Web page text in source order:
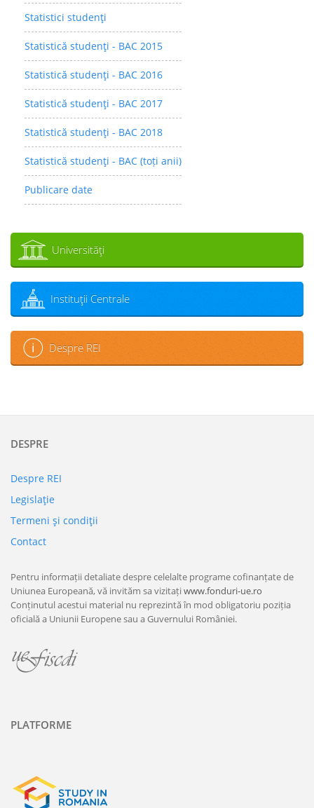
Statistici studenţi
Statistică studenţi - BAC 2015
Statistică studenţi - BAC 2016
Statistică studenţi - BAC 2017
Statistică studenţi - BAC 2018
Statistică studenţi - BAC (toți anii)
Publicare date
Universităţi
Instituţii Centrale
Despre REI
DESPRE
Despre REI
Legislaţie
Termeni şi condiţii
Contact
Pentru informații detaliate despre celelalte programe cofinanțate de
Uniunea Europeană, vă invităm sa vizitațiwww.fonduri-ue.ro
Conținutul acestui material nu reprezintă în mod obligatoriu poziția
oficială a Uniunii Europene sau a Guvernului României.
PLATFORME